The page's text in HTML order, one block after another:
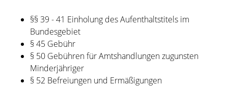
§§ 39 - 41 Einholung des Aufenthaltstitels im
Bundesgebiet
§ 45 Gebühr
§ 50 Gebühren für Amtshandlungen zugunsten
Minderjähriger
§ 52 Befreiungen und Ermäßigungen